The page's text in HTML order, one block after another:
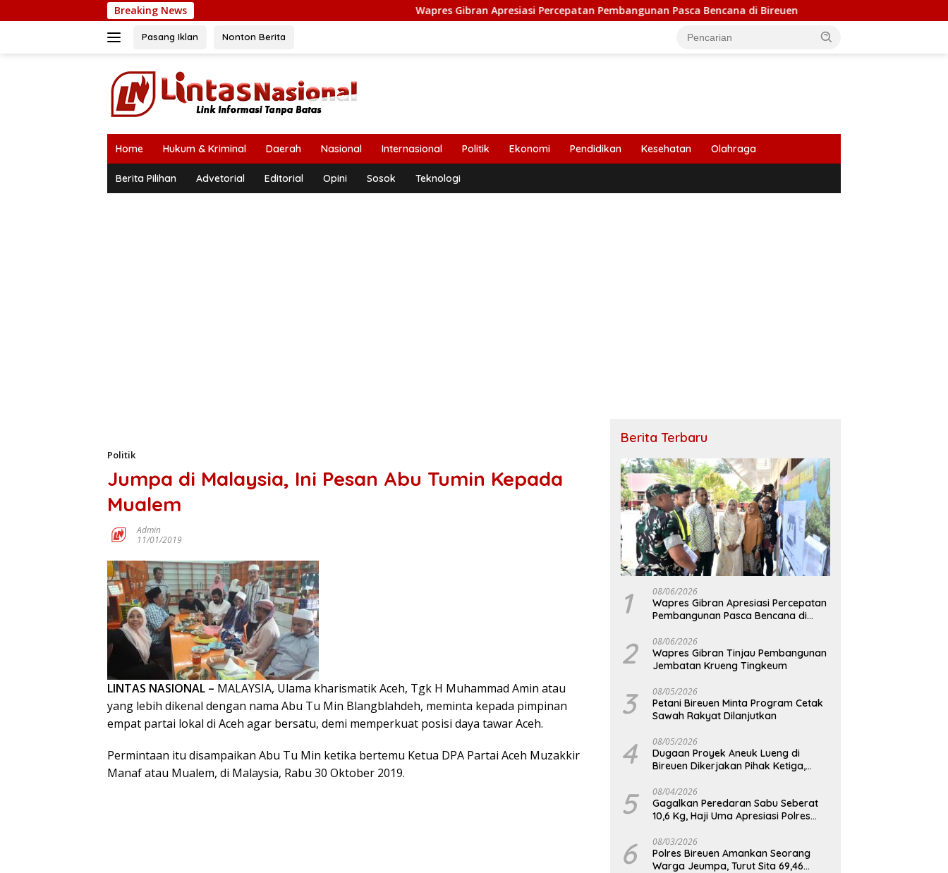
ke
Breaking News Wapres Gibran Apresiasi Percepatan Pembangunan Pasca Bencana di Bireuen Wapres Gibran Tinjau
Pasang Iklan Nonton Berita
Home Hukum & Kriminal Daerah Nasional Internasional Politik Ekonomi Pendidikan Kesehatan Olahraga
Berita Pilihan Advetorial Editorial Opini Sosok Teknologi
Politik
Jumpa di Malaysia, Ini Pesan Abu Tumin Kepada
Mualem
Admin
11/01/2019
LINTAS NASIONAL – MALAYSIA, Ulama kharismatik Aceh, Tgk H Muhammad Amin atau
yang lebih dikenal dengan nama Abu Tu Min Blangblahdeh, meminta kepada pimpinan
empat partai lokal di Aceh agar bersatu, demi memperkuat posisi daya tawar Aceh.
Permintaan itu disampaikan Abu Tu Min ketika bertemu Ketua DPA Partai Aceh Muzakkir
Manaf atau Mualem, di Malaysia, Rabu 30 Oktober 2019.
Berita Terbaru
1 08/06/2026
Wapres Gibran Apresiasi Percepatan
Pembangunan Pasca Bencana di
2 08/06/2026
Wapres Gibran Tinjau Pembangunan
Jembatan Krueng Tingkeum
3 08/05/2026
Petani Bireuen Minta Program Cetak
Sawah Rakyat Dilanjutkan
4 08/05/2026
Dugaan Proyek Aneuk Lueng di
Bireuen Dikerjakan Pihak Ketiga,
Juta
5 08/04/2026
Gagalkan Peredaran Sabu Seberat
10,6 Kg, Haji Uma Apresiasi Polres
6 08/03/2026
Polres Bireuen Amankan Seorang
Warga Jeumpa, Turut Sita 69,46